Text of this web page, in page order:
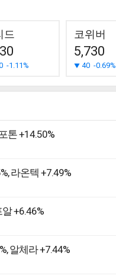
드
-1.11%
코위버
5,730
40 -0.69%
톤 +14.50%
라온텍 +7.49%
+6.46%
알체라 +7.44%